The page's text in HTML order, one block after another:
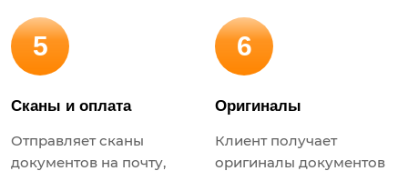
5
Сканы и оплата
Отправляет сканы
документов на почту,
6
Оригиналы
Клиент получает
оригиналы документов